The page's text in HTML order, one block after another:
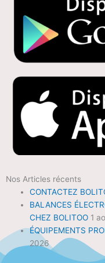
Nos Articles récents
CONTACTEZ
BALANCES
CHEZ BOLITOO 1
ÉQUIPEMENTS
2026